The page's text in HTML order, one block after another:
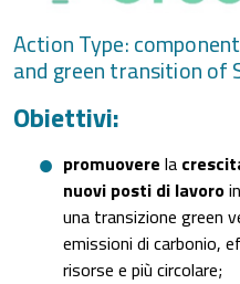
Action Type:
and green transition of
Obiettivi:
promuovere la
nuovi posti di lavoro
una transizione green
emissioni di carbonio,
risorse e più circolare;